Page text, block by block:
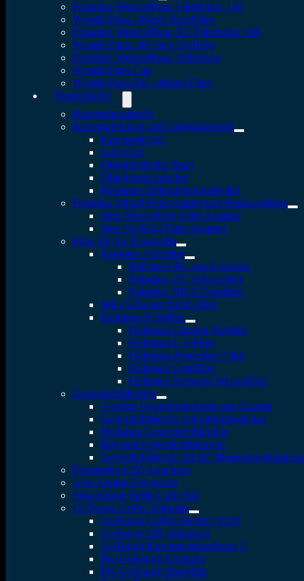
Fotodiox WonderPana Filterhalter 145
WonderPana 145mm Rundfilter
Fotodiox WonderPana XL Filterhalter 186
WonderPana 145 Step-Up Ring
Fotodiox WonderPana Halterung
WonderPana Cap
WonderPana XK 186mm Filter
Fotozubehör
Kamerahandgriffe
Kameragehäuse und Objektivdeckel
Kameradeckel
Lens Cap
Objektivdeckel Snap
Objektivrückdeckel
Heliopan Objektivschutzdeckel
Fotodiox Metall Filteradapter und Reduzierringe
Step Down Ring Filter Adapter
Step Up Ring Filter Adapter
Filter für die Fotografie
Fotodiox Fotofilter
Polfilter CPL von Fotodiox
Fotodiox UV Schutzfilter
Fotodiox ND 8 Graufilter
Milo Schwarz-Weiß-Filter
Heliopan Fotofilter
Heliopan Circular Polfilter
Heliopan UV-Filter
Heliopan-Protection Filter
Heliopan Graufilter
Heliopan Schwarz-Weiss-Filter
Gegenlichtblenden
3-teilige Gegenlichtblende aus Gummi
Gegenlichtblende mit Objektivdeckel
Heliopan Gegenlichtblenden
Bajonett Gegenlichtblenden
Gegenlichtblende für RF Messsucherkameras
Fotostudio LED Leuchten
Jobo Analog Fotografie
Smartphone Selfie Light Kit
GoTough GoPro Zubehör
GoTough GoPro Deckel / Griff
GoTough QR Halterung
GoTough Kamerastativadapter 2
Pro GoTough Extender
Pro GoTough Sharkbite